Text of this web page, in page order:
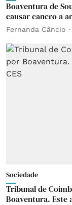
Boaventura de
causar cancro a
Fernanda Câncio
Sociedade
Tribunal de
Boaventura. Este